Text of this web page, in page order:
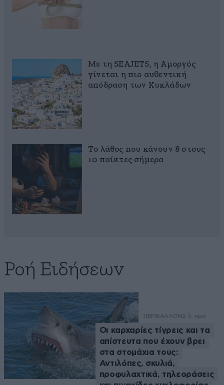
Με τη SEAJETS, η Αμοργός
γίνεται η πιο αυθεντική
απόδραση των Κυκλάδων
Το λάθος που κάνουν 8 στους
10 παίκτες σήμερα
Ροή Ειδήσεων
ΠΕΡΙΒΑΛΛΟΝ2 λ. πριν
Οι καρχαρίες τίγρεις και τα
απίστευτα που έχουν βρει
στα στομάχια τους:
Αντιλόπες, σκυλιά,
προφυλαχτικά, τηλεοράσεις